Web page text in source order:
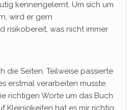
kennengelernt. Um sich um
wird er gern
risikobereit, was nicht immer
die Seiten. Teilweise passierte
erstmal verarbeiten musste.
richtigen Worte um das Buch
Kleinigkeiten hat es mir richtig